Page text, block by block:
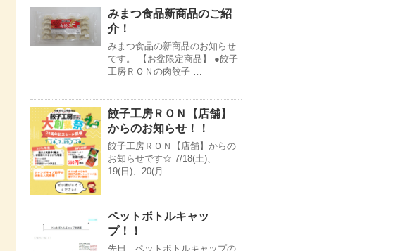
みまつ食品新商品のご紹
介！
みまつ食品の新商品のお知らせ
です。 【お盆限定商品】 ●餃子
工房ＲＯＮの肉餃子 …
餃子工房ＲＯＮ【店舗】
からのお知らせ！！
餃子工房ＲＯＮ【店舗】からの
お知らせです☆ 7/18(土)、
19(日)、20(月 …
ペットボトルキャッ
プ！！
先日、ペットボトルキャップの